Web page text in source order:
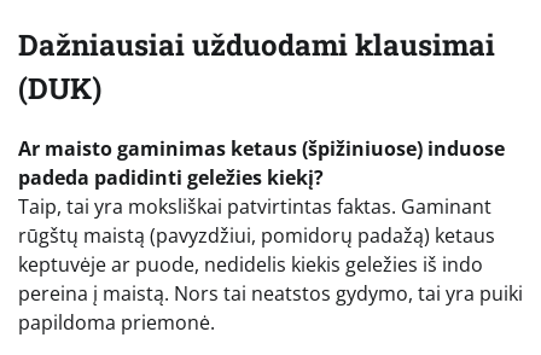
Dažniausiai užduodami klausimai
(DUK)
Ar maisto gaminimas ketaus (špižiniuose) induose
padeda padidinti geležies kiekį?
Taip, tai yra moksliškai patvirtintas faktas. Gaminant
rūgštų maistą (pavyzdžiui, pomidorų padažą) ketaus
keptuvėje ar puode, nedidelis kiekis geležies iš indo
pereina į maistą. Nors tai neatstos gydymo, tai yra puiki
papildoma priemonė.